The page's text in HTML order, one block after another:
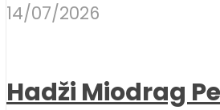
14/07/2026
Hadži Miodrag